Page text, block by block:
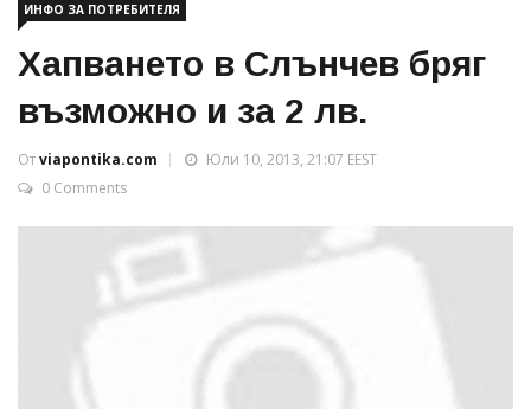
ИНФО ЗА ПОТРЕБИТЕЛЯ
Хапването в Слънчев бряг
възможно и за 2 лв.
Отviapontika.com
Юли 10, 2013, 21:07 EEST
0 Comments